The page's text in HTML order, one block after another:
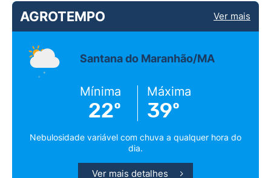
AGROTEMPO Ver mais
Santana do Maranhão/MA
Mínima
22º
Máxima
39º
Nebulosidade variável com chuva a qualquer hora do
dia.
Ver mais detalhes